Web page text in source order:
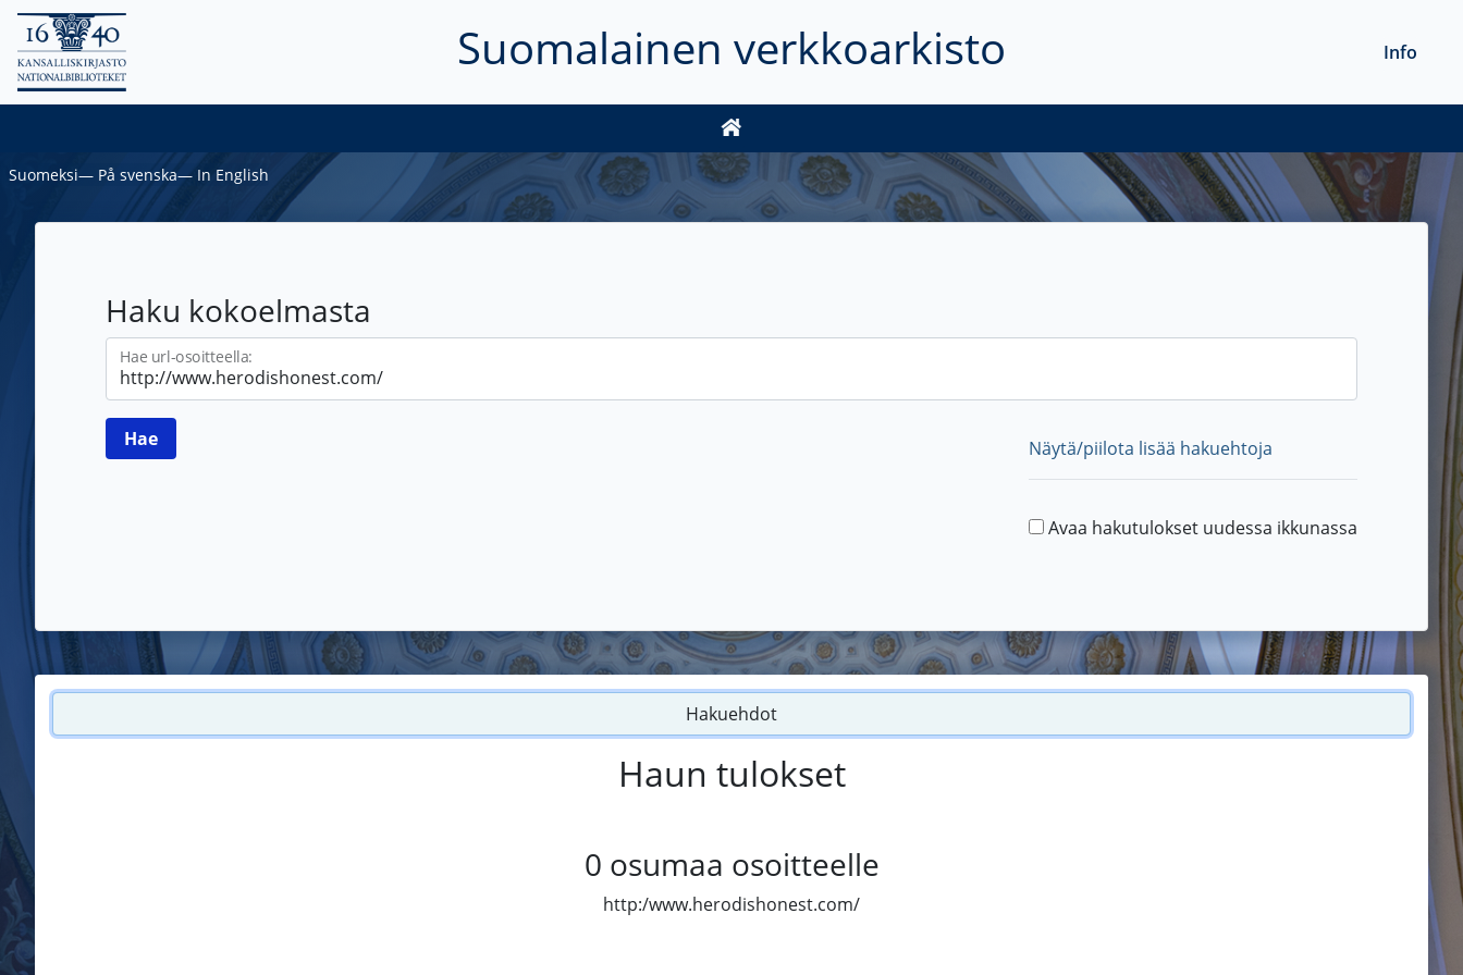
Suomalainen verkkoarkisto Info
Suomeksi― På svenska― In English
Haku kokoelmasta
Hae url-osoitteella:
Näytä/piilota lisää hakuehtoja
Avaa hakutulokset uudessa ikkunassa
Hakuehdot
Haun tulokset
0 osumaa osoitteelle
http:/www.herodishonest.com/